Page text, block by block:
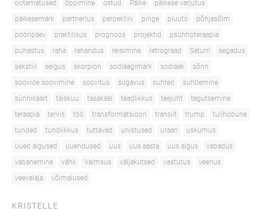
ootamatused
õppimine ostud Päike
päikese varjutus
päikesemärk
partnerlus perpektiiv pinge pluuto
põhjasõlm
pööripäev
praktilisus prognoos projektid
psühhoteraapia
puhastus
raha rahandus reisimine retrograad Saturn
segadus
sekstiil
selgus skorpion sodiaagimärk sodiaak
sõnn
soovide soovimine
soovitus sügavus suhted
suhtlemine
sünnikaart
täiskuu tasakaal teadlikkus teejuht
tegutsemine
teraapia
tervis töö transformatsioon transiit trump
tulihobune
tunded
tundlikkus tuttavad unistused uraan
uskumus
uued algused
uuendused uus uus aasta uus algus
vabadus
vabanemine
vähk Vaimsus väljakutsed vastutus
veenus
veevalaja
võimalused
KRISTELLE